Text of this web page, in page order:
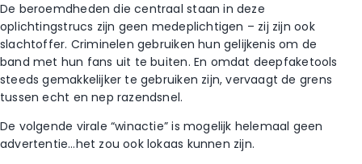
De beroemdheden die centraal staan in deze
oplichtingstrucs zijn geen medeplichtigen – zij zijn ook
slachtoffer. Criminelen gebruiken hun gelijkenis om de
band met hun fans uit te buiten. En omdat deepfaketools
steeds gemakkelijker te gebruiken zijn, vervaagt de grens
tussen echt en nep razendsnel.
De volgende virale “winactie” is mogelijk helemaal geen
advertentie…het zou ook lokaas kunnen zijn.